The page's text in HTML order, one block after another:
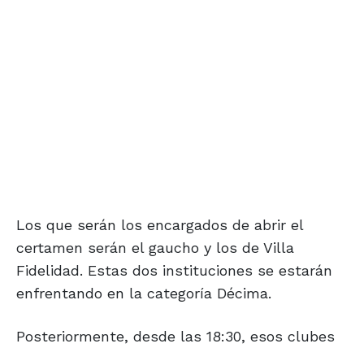
Los que serán los encargados de abrir el
certamen serán el gaucho y los de Villa
Fidelidad. Estas dos instituciones se estarán
enfrentando en la categoría Décima.
Posteriormente, desde las 18:30, esos clubes